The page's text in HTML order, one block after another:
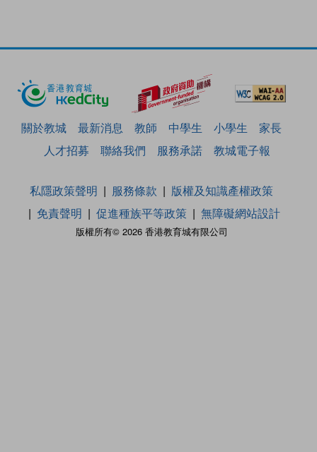
關於教城 最新消息 教師 中學生 小學生
家長
人才招募
聯絡我們 服務承諾 教城電子報
版權所有© 2026 香港教育城有限公司
私隱政策聲明 服務條款
版權及知識產權政策
免責聲明
促進種族平等政策 無障礙網站設計